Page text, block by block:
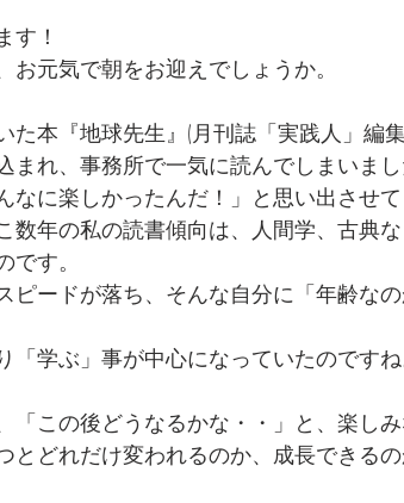
す！
お元気で朝をお迎えでしょうか。
た本『地球先生』(月刊誌「実践人」編
まれ、事務所で一気に読んでしまいまし
なに楽しかったんだ！」と思い出させて
数年の私の読書傾向は、人間学、古典
です。
ピードが落ち、そんな自分に「年齢な
「学ぶ」事が中心になっていたのですね
「この後どうなるかな・・」と、楽し
とどれだけ変われるのか、成長できる